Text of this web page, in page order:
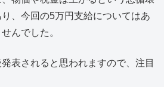
、今回の5万円支給についてはあ
んでした。
表されると思われますので、注目